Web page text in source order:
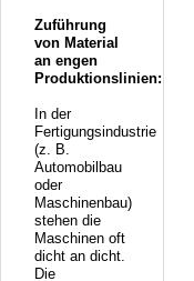
Zuführung
von Material
an engen
Produktionslinien:
In der
Fertigungsindustrie
(z. B.
Automobilbau
oder
Maschinenbau)
stehen die
Maschinen oft
dicht an dicht.
Die